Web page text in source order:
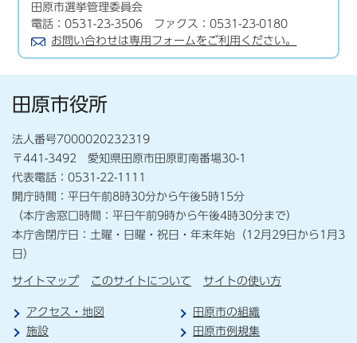
田原市選挙管理委員会
電話：0531-23-3506 ファクス：0531-23-0180
お問い合わせは専用フォームをご利用ください。
田原市役所
法人番号7000020232319
〒441-3492 愛知県田原市田原町南番場30-1
代表電話：0531-22-1111
開庁時間：平日午前8時30分から午後5時15分
（本庁舎窓口時間：平日午前9時から午後4時30分まで）
本庁舎閉庁日：土曜・日曜・祝日・年末年始（12月29日から1月3
日）
サイトマップ このサイトについて サイトの使い方
アクセス・地図
田原市の組織
施設
田原市例規集